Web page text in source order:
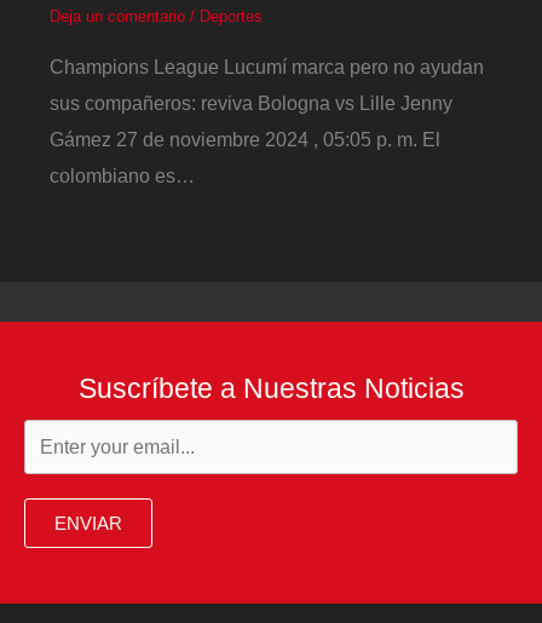
Deja un comentario / Deportes
Champions League Lucumí marca pero no ayudan
sus compañeros: reviva Bologna vs Lille Jenny
Gámez 27 de noviembre 2024 , 05:05 p. m. El
colombiano es…
Suscríbete a Nuestras Noticias
ENVIAR